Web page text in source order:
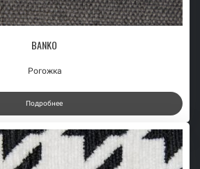
BANKO
Рогожка
Подробнее